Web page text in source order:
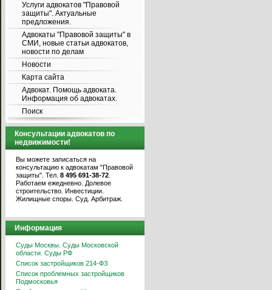
Услуги адвокатов "Правовой
защиты". Актуальные
предложения.
Адвокаты "Правовой защиты" в
СМИ, новые статьи адвокатов,
новости по делам
Новости
Карта сайта
Адвокат. Помощь адвоката.
Информация об адвокатах.
Поиск
Консультации адвокатов по
недвижимости!
Вы можете записаться на
консультацию к адвокатам "Правовой
защиты". Тел. 8 495 691-38-72
Работаем ежедневно. Долевое
строительство. Инвестиции.
Жилищные споры. Суд. Арбитраж.
Информация
Суды Москвы. Суды Московской
области. Суды РФ
Список застройщиков 214-ФЗ
Список проблемных застройщиков
Подмосковья